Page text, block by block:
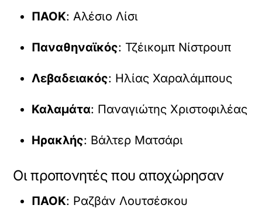
ΠΑΟΚ: Αλέσιο Λίσι
Παναθηναϊκός: Τζέικομπ Νίστρουπ
Λεβαδειακός: Ηλίας Χαραλάμπους
Καλαμάτα: Παναγιώτης Χριστοφιλέας
Ηρακλής: Βάλτερ Ματσάρι
Οι προπονητές που αποχώρησαν
ΠΑΟΚ: Ραζβάν Λουτσέσκου